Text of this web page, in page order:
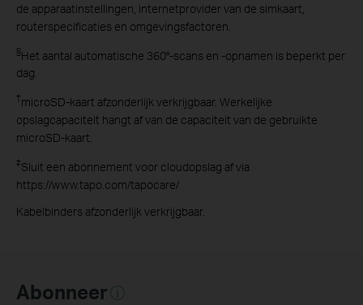
de apparaatinstellingen, internetprovider van de simkaart,
routerspecificaties en omgevingsfactoren.
§Het aantal automatische 360°-scans en -opnamen is beperkt per
dag.
†microSD-kaart afzonderlijk verkrijgbaar. Werkelijke
opslagcapaciteit hangt af van de capaciteit van de gebruikte
microSD-kaart.
‡Sluit een abonnement voor cloudopslag af via
https://www.tapo.com/tapocare/
Kabelbinders afzonderlijk verkrijgbaar.
Abonneer